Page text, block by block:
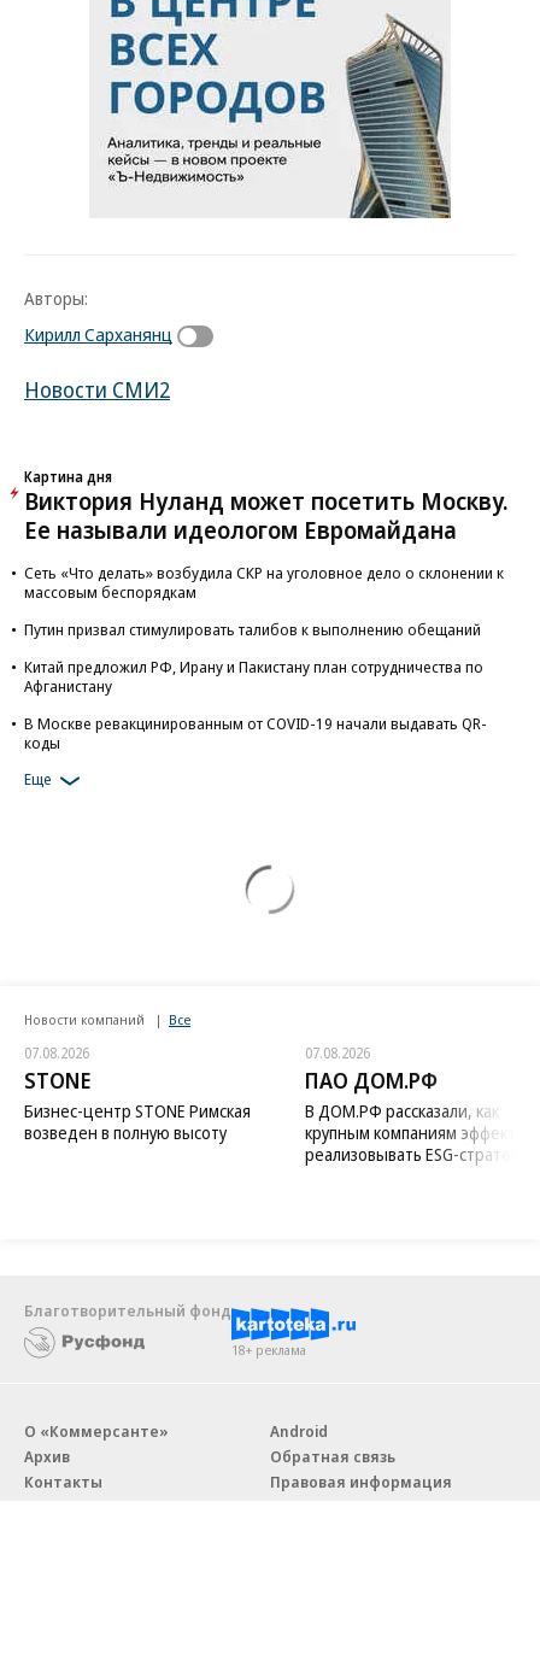
Авторы:
Кирилл Сарханянц
Новости СМИ2
Картина дня
Виктория Нуланд может посетить Москву.
Ее называли идеологом Евромайдана
Сеть «Что делать» возбудила СКР на уголовное дело о склонении к
массовым беспорядкам
Путин призвал стимулировать талибов к выполнению обещаний
Китай предложил РФ, Ирану и Пакистану план сотрудничества по
Афганистану
В Москве ревакцинированным от COVID-19 начали выдавать QR-
коды
Еще
Новости компаний Все
07.08.2026
STONE
Бизнес-центр STONE Римская
возведен в полную высоту
07.08.2026
ПАО ДОМ.РФ
В ДОМ.РФ рассказали, как
крупным компаниям
реализовывать ESG-стратегию
Благотворительный фонд
18+ реклама
О «Коммерсанте»
Архив
Контакты
Android
Обратная связь
Правовая информация